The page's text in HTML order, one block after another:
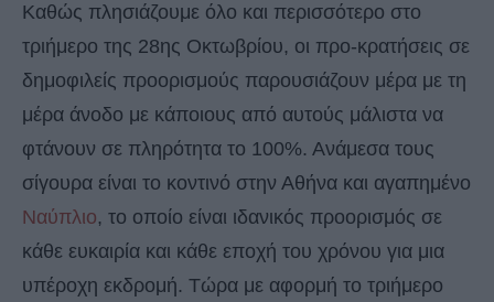
Καθώς πλησιάζουμε όλο και περισσότερο στο
τριήμερο της 28ης Οκτωβρίου, οι προ-κρατήσεις σε
δημοφιλείς προορισμούς παρουσιάζουν μέρα με τη
μέρα άνοδο με κάποιους από αυτούς μάλιστα να
φτάνουν σε πληρότητα το 100%. Ανάμεσα τους
σίγουρα είναι το κοντινό στην Αθήνα και αγαπημένο
Ναύπλιο, το οποίο είναι ιδανικός προορισμός σε
κάθε ευκαιρία και κάθε εποχή του χρόνου για μια
υπέροχη εκδρομή. Τώρα με αφορμή το τριήμερο